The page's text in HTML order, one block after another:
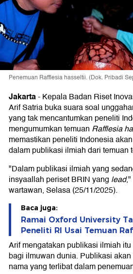
Penemuan Rafflesia hasseltii. (Dok. Pribadi
Jakarta-Kepala Badan Riset
Arif Satria buka suara soal
yang tak mencantumkan peneliti
mengumumkan temuan Rafflesia
memastikan peneliti Indonesia
dalam publikasi ilmiah dari temuan
"Dalam publikasi ilmiah yang
insyaallah periset BRIN yang lead
wartawan, Selasa (25/11/2025).
Baca juga:
Ramai Oxford University
Peneliti RI Usai Temuan
Arif mengatakan publikasi ilmiah
bagi ilmuwan dunia. Publikasi
nama yang terlibat dalam